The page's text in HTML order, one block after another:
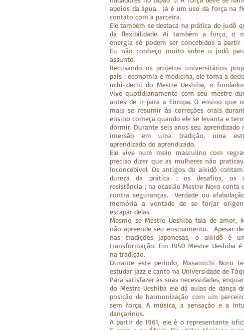
apoios da água. Já é um uso da força na
contato com a parceira.
Ele também se destaca na prática do judô
da flexibilidade. Aí também a força, o
energia só podem ser concebidos a partir
Eu não conheço muito sobre o judô
assunto.
Recusando os projetos universitários
pais : economia e medicina, ele toma a
uchi-dechi do Mestre Ueshiba, o
vive quotidianamente com seu mestre
antes de ir para a Europa. O ensino que
mais se resumir às correções orais
ensino começa quando ele se levanta e
dormir. Durante seis anos seu aprendizado
imersão em uma tradição, uma
aprendizado do aprendizado.
Ele vive num meio masculino com
preciso dizer que as mulheres não
inconcebível. Os antigos do aikidô
dureza da prática : os desafios, os
resistência ; na ocasião Mestre Noro conta
contra seguranças. Verdade ou
memória a vontade de se forjar
escapar delas.
Mesmo se Mestre Ueshiba fala de amor,
não apreende seu ensinamento. Apesar
nas tradições japonesas, o aikidô é
transformação. Em 1950 Mestre Ueshiba
na tradição.
Durante este período, Masamichi Noro
estudar jazz e canto na Universidade de
Para satisfazer às suas necessidades,
do Mestre Ueshiba ele dá aulas de dança
posição de harmonização com um
sem força. A música, a sensação e a
dançarinos.
A partir de 1961, ele é o representante